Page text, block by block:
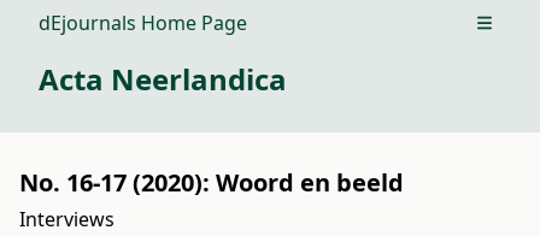
dEjournals Home Page Open
Acta Neerlandica
No. 16-17 (2020): Woord en beeld
Interviews